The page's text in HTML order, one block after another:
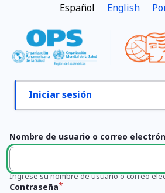
Español English
Primary
Iniciar sesión
Nombre de usuario o correo
Ingrese su nombre de usuario o correo
Contraseña